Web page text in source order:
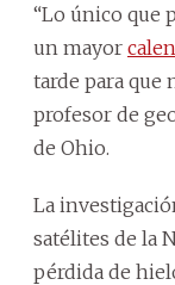
“Lo único que
un mayor
tarde para que
profesor de
de Ohio.
La
satélites de la
pérdida de